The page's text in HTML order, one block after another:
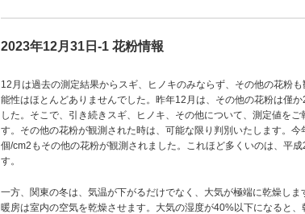
2023年12月31日-1 花粉情報
12月は過去の測定結果からスギ、ヒノキのみならず、その他の花粉
能性はほとんどありませんでした。昨年12月は、その他の花粉は僅
した。そこで、引き続きスギ、ヒノキ、その他について、測定値をご
す。その他の花粉が観測された時は、可能な限り判別いたします。今
個/cm2もその他の花粉が観測されました。これほど多くいのは、平
す。
一方、関東の冬は、気温が下がるだけでなく、大気が極端に乾燥しま
暖房は室内の空気を乾燥させます。大気の湿度が40%以下になると、